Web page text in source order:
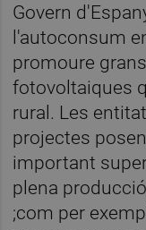
Govern
l'autoconsum
promoure
fotovoltaiques
rural. Les
projectes
important
plena
;com per